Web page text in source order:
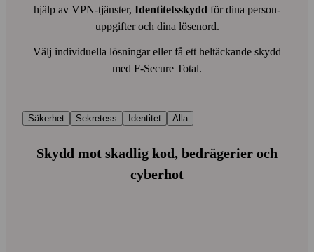
hjälp av VPN-tjänster, Identitets­skydd för dina person­
uppgifter och dina lösen­ord.
Välj individuella lösningar eller få ett hel­täckande skydd
med F‑Secure Total.
Säkerhet Sekretess Identitet Alla
Skydd mot skadlig kod, bedrägerier och
cyberhot